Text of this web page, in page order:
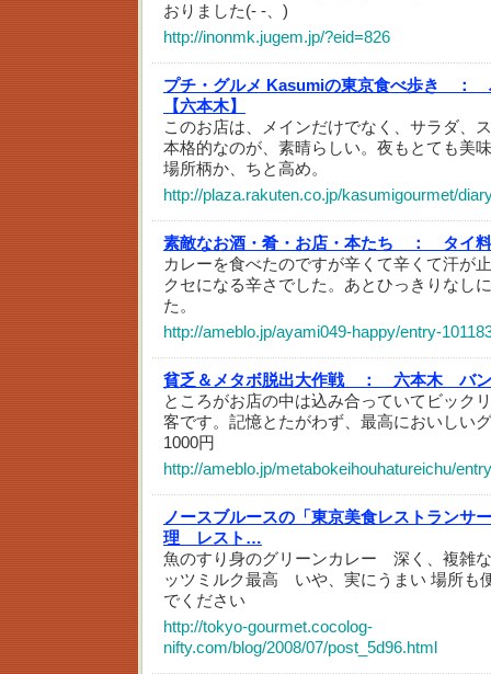
おりました(- -、)
http://inonmk.jugem.jp/?eid=826
プチ・グルメ Kasumiの東京食べ歩き ：
【六本木】
このお店は、メインだけでなく、サラダ、
本格的なのが、素晴らしい。夜もとても美
場所柄か、ちと高め。
http://plaza.rakuten.co.jp/kasumigourmet/
素敵なお酒・肴・お店・本たち ：
タイ
カレーを食べたのですが辛くて辛くて汗が
クセになる辛さでした。あとひっきりなし
た。
http://ameblo.jp/ayami049-happy/entry-
貧乏＆メタボ脱出大作戦 ：
六本木 バ
ところがお店の中は込み合っていてビック
客です。記憶とたがわず、最高においしい
1000円
http://ameblo.jp/metabokeihouhatureichu/
ノースブルースの「東京美食レストランサ
理 レスト…
魚のすり身のグリーンカレー 深く、複雑
ッツミルク最高 いや、実にうまい 場所
でください
http://tokyo-gourmet.cocolog-
nifty.com/blog/2008/07/post_5d96.html